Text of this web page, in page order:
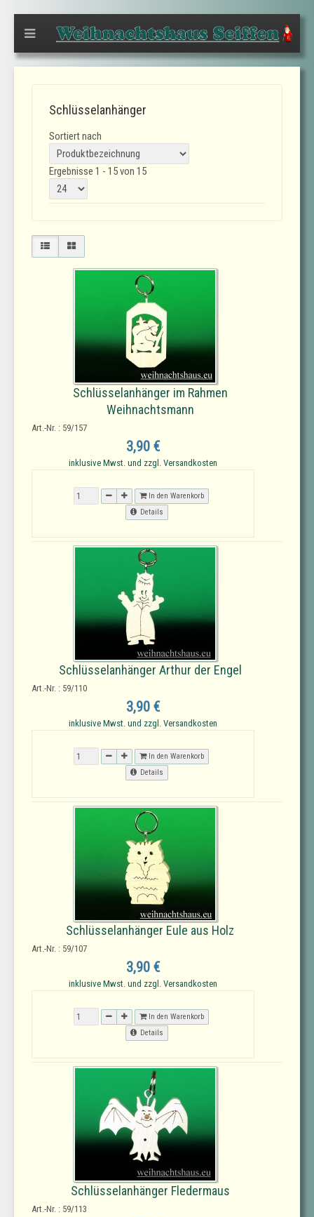
Schlüsselanhänger
Sortiert nach
Ergebnisse 1 - 15 von 15
Schlüsselanhänger im Rahmen
Weihnachtsmann
Art.-Nr. : 59/157
3,90 €
inklusive Mwst. und zzgl. Versandkosten
In den Warenkorb
Details
Schlüsselanhänger Arthur der Engel
Art.-Nr. : 59/110
3,90 €
inklusive Mwst. und zzgl. Versandkosten
In den Warenkorb
Details
Schlüsselanhänger Eule aus Holz
Art.-Nr. : 59/107
3,90 €
inklusive Mwst. und zzgl. Versandkosten
In den Warenkorb
Details
Schlüsselanhänger Fledermaus
Art.-Nr. : 59/113